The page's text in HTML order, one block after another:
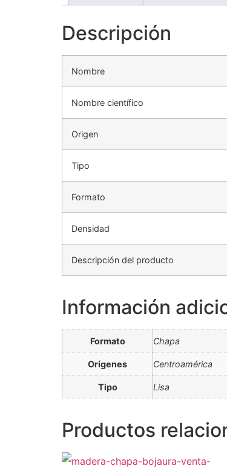
Descripción
Nombre
Nombre científico
Origen
Tipo
Formato
Densidad
Descripción del producto
Información
Formato Chapa
Orígenes Centroamérica
Tipo Lisa
Productos